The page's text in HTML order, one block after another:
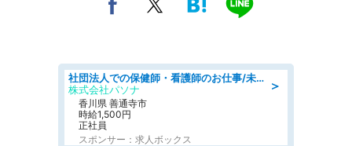
＞
社団法人での保健師・看護師のお仕事/未経験OK/要資格:普通免許、保健師、正看護師
株式会社パソナ
香川県 善通寺市
時給1,500円
正社員
スポンサー：求人ボックス